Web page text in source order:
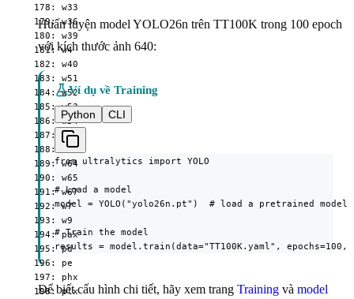
  178: w33
  179: w36
  180: w39
  181: w4
  182: w40
  183: w51
  184: w52
  185: w53
  186: w54
  187: w6
  188: w61
  189: w64
  190: w65
  191: w67
  192: w7
  193: w9
  194: pax
  195: pd
  196: pe
  197: phx
  198: plx
Huấn luyện model YOLO26n trên TT100K trong 100 epoch
với kích thước ảnh 640:
Ví dụ về Training
Python
CLI
from ultralytics import YOLO
# Load a model
model = YOLO("yolo26n.pt")  # load a pretrained
# Train the model
results = model.train(data="TT100K.yaml", epochs=100,
Để biết cấu hình chi tiết, hãy xem trang Training và model